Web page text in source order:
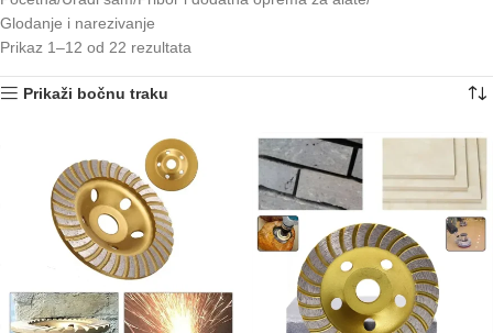
Glodanje i narezivanje
Prikaz 1–12 od 22 rezultata
Prikaži bočnu traku